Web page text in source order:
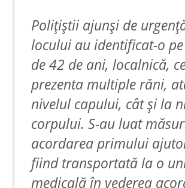
Polițiștii ajunși de
locului au identificat-o
de 42 de ani, localnică,
prezenta multiple răni,
nivelul capului, cât și la
corpului. S-au luat
acordarea primului
fiind transportată la o
medicală în vederea